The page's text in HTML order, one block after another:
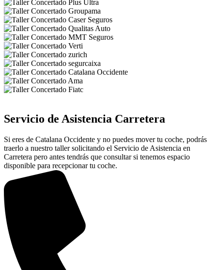
Servicio de Asistencia Carretera
Si eres de Catalana Occidente y no puedes mover tu coche, podrás
traerlo a nuestro taller solicitando el Servicio de Asistencia en
Carretera pero antes tendrás que consultar si tenemos espacio
disponible para recepcionar tu coche.